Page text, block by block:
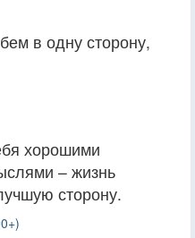
в одну сторону,
хорошими
– жизнь
сторону.